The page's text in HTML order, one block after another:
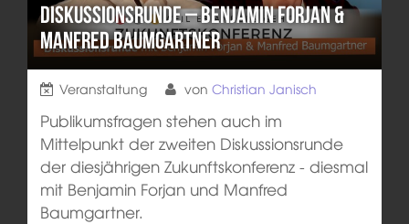
Diskussionsrunde – Benjamin Forjan &
Manfred Baumgartner
Veranstaltung von Christian Janisch
Publikumsfragen stehen auch im
Mittelpunkt der zweiten Diskussionsrunde
der diesjährigen Zukunftskonferenz - diesmal
mit Benjamin Forjan und Manfred
Baumgartner.